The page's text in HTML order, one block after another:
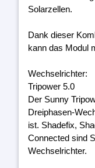
Solarzellen.
Dank dieser
kann das Modul
Wechselrichter:
Tripower 5.0
Der Sunny
Dreiphasen-
ist. Shadefix,
Connected sind
Wechselrichter.